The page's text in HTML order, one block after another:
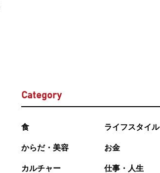
Category
食 ライフスタイル
からだ・美容 お金
カルチャー 仕事・人生